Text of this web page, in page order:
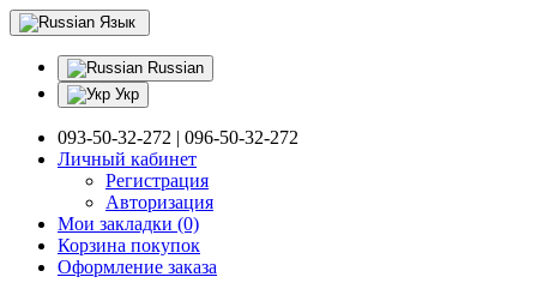
Язык
Russian
Укр
093-50-32-272 | 096-50-32-272
Личный кабинет
Регистрация
Авторизация
Мои закладки (0)
Корзина покупок
Оформление заказа